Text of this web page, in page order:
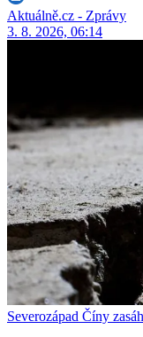
Aktuálně.cz - Zprávy
3. 8. 2026, 06:14
Severozápad Číny